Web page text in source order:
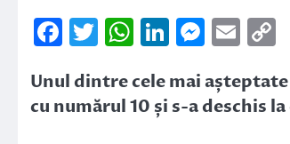
Facebook
Twitter
WhatsApp
LinkedIn
Unul dintre cele mai
cu numărul 10 și s-a deschis